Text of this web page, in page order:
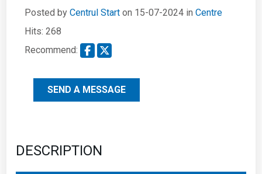
Posted byCentrul Start on 15-07-2024 inCentre
Hits: 268
Recommend:
SEND A MESSAGE
DESCRIPTION